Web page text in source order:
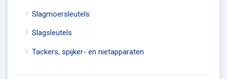
Slagmoersleutels
Slagsleutels
Tackers, spijker- en nietapparaten